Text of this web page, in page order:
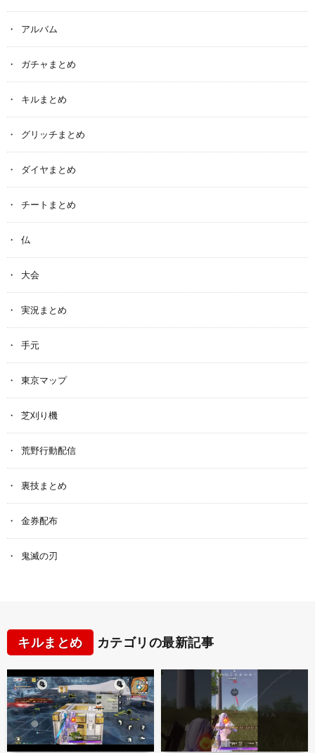
アルバム
ガチャまとめ
キルまとめ
グリッチまとめ
ダイヤまとめ
チートまとめ
仏
大会
実況まとめ
手元
東京マップ
芝刈り機
荒野行動配信
裏技まとめ
金券配布
鬼滅の刃
キルまとめ カテゴリの最新記事